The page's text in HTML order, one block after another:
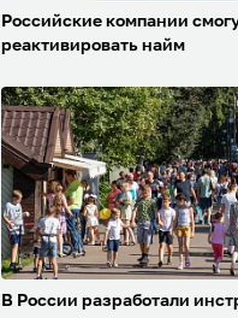
Российские компании
реактивировать найм
В России разработали